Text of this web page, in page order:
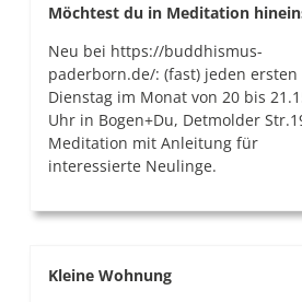
Möchtest du in Meditation
Neu bei https://buddhismus-
paderborn.de/: (fast) jeden ersten
Dienstag im Monat von 20 bis
Uhr in Bogen+Du, Detmolder
Meditation mit Anleitung für
interessierte Neulinge.
Kleine Wohnung